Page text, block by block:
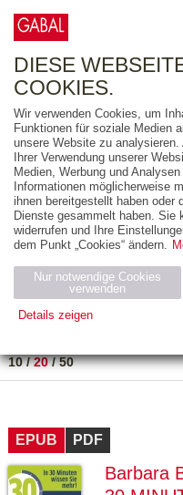
FREITEXT
AUSGABEART
AUS DER REIHE
ZUM THEMA
Neuerscheinung
PREIS
10/20/50
EPUB PDF
Barbara
DIESE
COOKIES.
Wir verwenden Cookies, um
Funktionen für soziale Medien
unsere Website zu
Ihrer Verwendung unserer
Medien, Werbung und
Informationen möglicherweise
ihnen bereitgestellt haben oder
Dienste gesammelt haben. Sie
widerrufen und Ihre
dem Punkt „Cookies“ ändern.
Nur notwendige Cookies
verwenden
Details zeigen
Name Zweck
ESSION
_ID
verlag.
de
GV_CO
OKIES
gabal-
Speichert
Benutzers